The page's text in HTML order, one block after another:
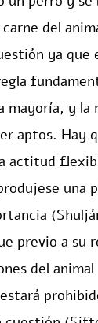
del
ya que
mayoría, y la
aptos. Hay
actitud
una
previo a su
del animal